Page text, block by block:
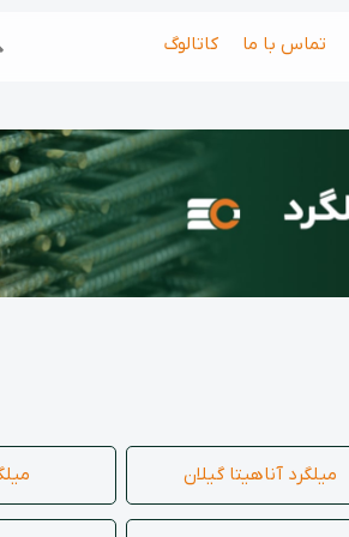
تماس با ما کاتالوگ
مونا شاهواریکارشناس فروش
میلگرد آناهیتا گیلان